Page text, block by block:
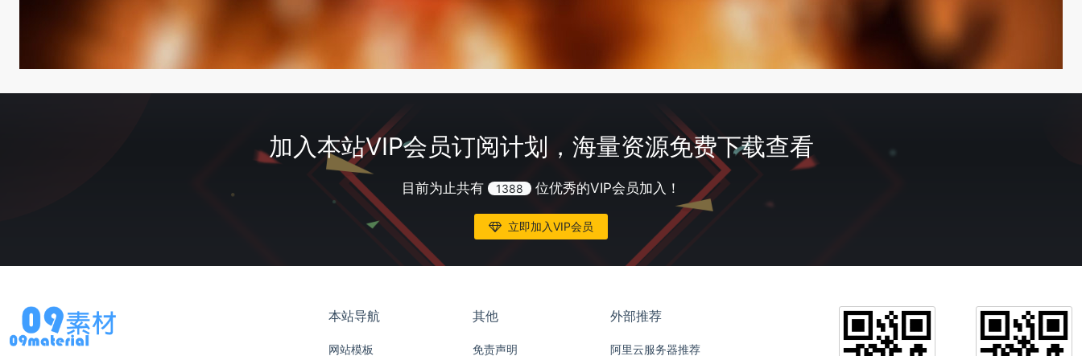
加入本站VIP会员订阅计划，海量资源免费下载查看
目前为止共有 1388 位优秀的VIP会员加入！
立即加入VIP会员
本站导航
网站模板
其他
免责声明
外部推荐
阿里云服务器推荐
充值
我的